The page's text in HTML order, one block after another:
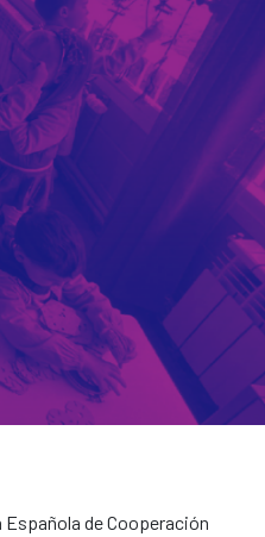
Española de Cooperación